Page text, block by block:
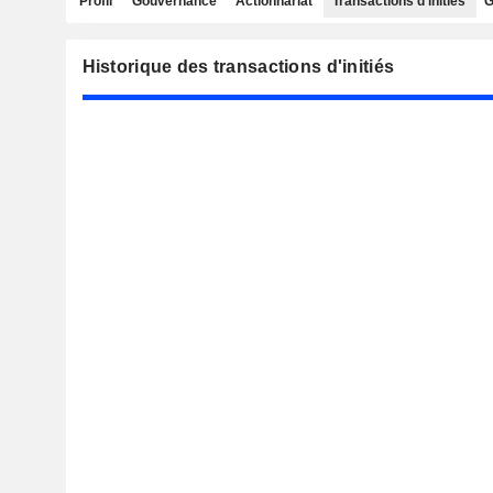
Historique des transactions d'initiés